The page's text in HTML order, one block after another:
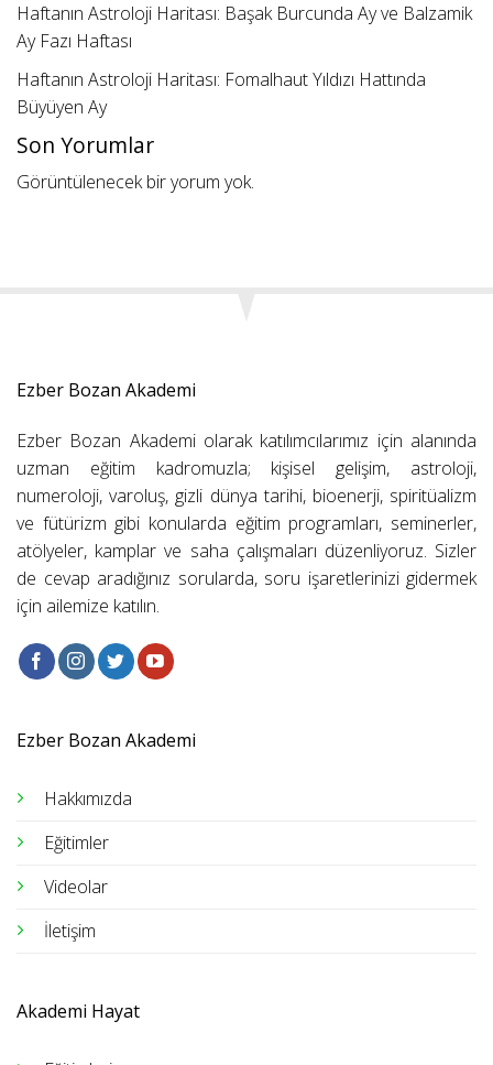
Haftanın Astroloji Haritası: Başak Burcunda Ay ve Balzamik
Ay Fazı Haftası
Haftanın Astroloji Haritası: Fomalhaut Yıldızı Hattında
Büyüyen Ay
Son Yorumlar
Görüntülenecek bir yorum yok.
Ezber Bozan Akademi
Ezber Bozan Akademi olarak katılımcılarımız için alanında
uzman eğitim kadromuzla; kişisel gelişim, astroloji,
numeroloji, varoluş, gizli dünya tarihi, bioenerji, spiritüalizm
ve fütürizm gibi konularda eğitim programları, seminerler,
atölyeler, kamplar ve saha çalışmaları düzenliyoruz. Sizler
de cevap aradığınız sorularda, soru işaretlerinizi gidermek
için ailemize katılın.
Ezber Bozan Akademi
Hakkımızda
Eğitimler
Videolar
İletişim
Akademi Hayat